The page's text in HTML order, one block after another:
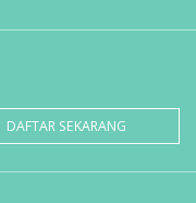
DAFTAR SEKARANG